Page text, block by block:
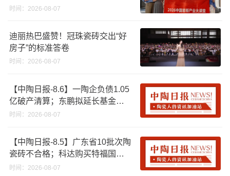
时间：2026-08-07
迪丽热巴盛赞！冠珠瓷砖交出“好
房子”的标准答卷
时间：2026-08-07
【中陶日报-8.6】一陶企负债1.05
亿破产清算；东鹏拟延长基金投
资期限；工信部开展建陶行业能
时间：2026-08-07
【中陶日报-8.5】广东省10批次陶
瓷砖不合格；科达购买特福国际
股份申请未通过；蒙娜丽莎5千万
时间：2026-08-07